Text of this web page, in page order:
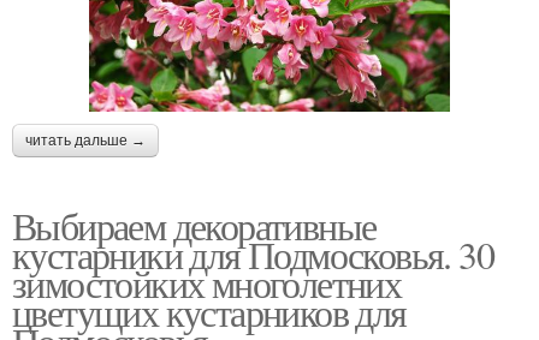
читать дальше →
Выбираем декоративные
кустарники для Подмосковья. 30
зимостойких многолетних
цветущих кустарников для